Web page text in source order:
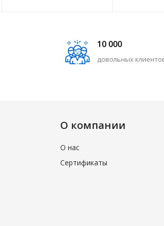
10 000
довольных
О компании
О нас
Сертификаты